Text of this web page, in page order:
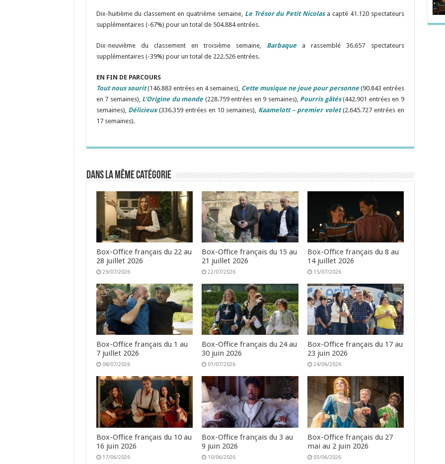
Dix-huitième du classement en quatrième semaine, Le Trésor du Petit Nicolasa capté 41.120 spectateurs
supplémentaires (-67%) pour un total de 504.884 entrées.
Dix-neuvième du classement en troisième semaine, Barbaque a rassemblé 36.657 spectateurs
supplémentaires (-39%) pour un total de 222.526 entrées.
EN FIN DE PARCOURS
Tout nous sourit (146.883 entrées en 4 semaines), Cette musique ne joue pour personne (90.843 entrées
en 7 semaines), L’Origine du monde (228.759 entrées en 9 semaines), Pourris gâtés (442.901 entrées en 9
semaines), Délicieux (336.359 entrées en 10 semaines), Kaamelott – premier volet (2.645.727 entrées en
17 semaines).
Dans la même catégorie
Box-Office français du 22 au
28 juillet 2026
29/07/2026
Box-Office français du 15 au
21 juillet 2026
22/07/2026
Box-Office français du 8 au
14 juillet 2026
15/07/2026
Box-Office français du 1 au
7 juillet 2026
08/07/2026
Box-Office français du 24 au
30 juin 2026
01/07/2026
Box-Office français du 17 au
23 juin 2026
24/06/2026
Box-Office français du 10 au
16 juin 2026
17/06/2026
Box-Office français du 3 au
9 juin 2026
10/06/2026
Box-Office français du 27
mai au 2 juin 2026
03/06/2026